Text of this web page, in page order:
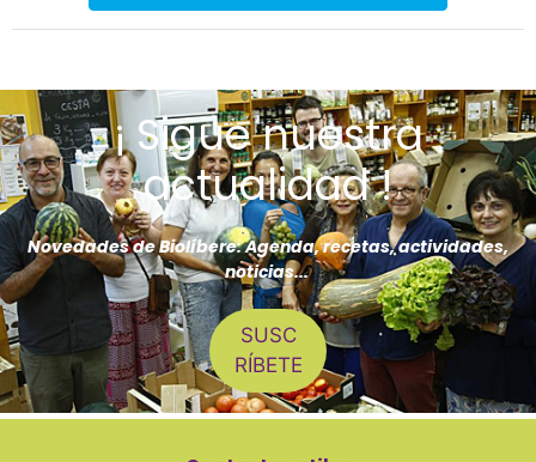
¡ Sigue nuestra
actualidad !
Novedades de Biolíbere: Agenda, recetas, actividades,
noticias...
SUSC
RÍBETE